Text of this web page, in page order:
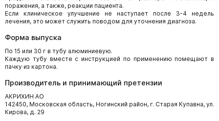
поражения, а также, реакции пациента.
Если клиническое улучшение не наступает после 3-4 недель
лечения, это может служить поводом для уточнения диагноза.
Форма выпуска
По 15 или 30 г в тубу алюминиевую.
Каждую тубу вместе с инструкцией по применению помещают в
пачку из картона.
Производитель и принимающий претензии
АКРИХИН АО
142450, Московская область, Ногинский район, г. Старая Купавна, ул.
Кирова, д. 29